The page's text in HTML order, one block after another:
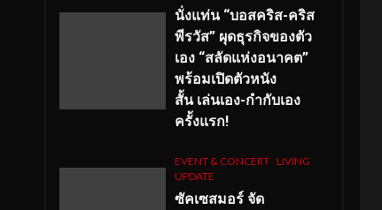
นั่งแท่น “บอสคริส-คริส
พีรวัส” ผุดธุรกิจของตัว
เอง “สลัดแห่งอนาคต”
พร้อมเปิดตัวหนัง
สั้น เล่นเอง-กำกับเอง
ครั้งแรก!
EVENT & CONCERT LIVING
UPDATE
ซัคเซสมอร์ จัด